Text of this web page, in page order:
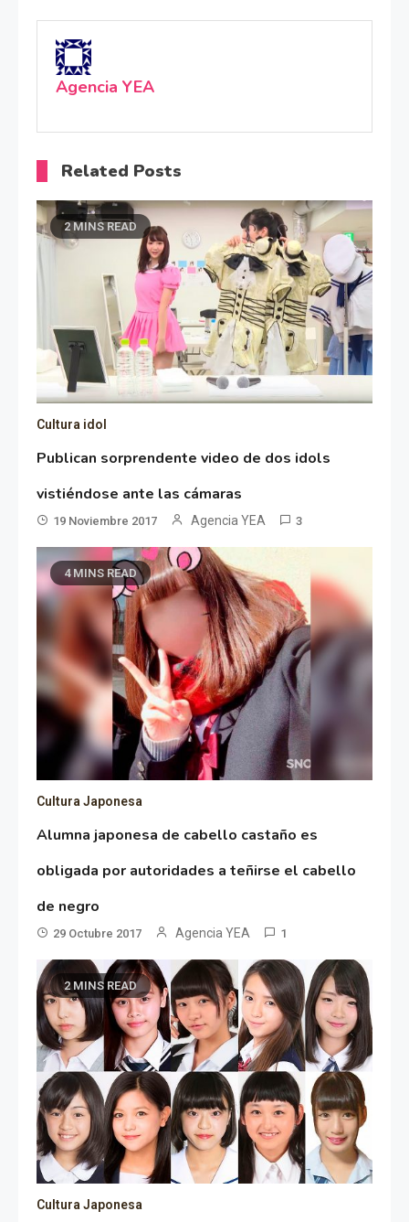
Agencia YEA
Related Posts
2 MINS READ
Cultura idol
Publican sorprendente video de dos idols
vistiéndose ante las cámaras
19 Noviembre 2017 Agencia YEA 3
4 MINS READ
Cultura Japonesa
Alumna japonesa de cabello castaño es
obligada por autoridades a teñirse el cabello
de negro
29 Octubre 2017 Agencia YEA 1
2 MINS READ
Cultura Japonesa